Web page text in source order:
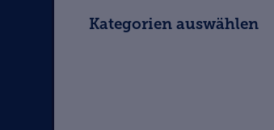
Kategorien auswählen